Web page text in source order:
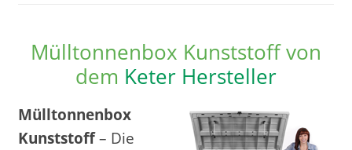
Mülltonnenbox Kunststoff von
dem Keter Hersteller
Mülltonnenbox
Kunststoff– Die